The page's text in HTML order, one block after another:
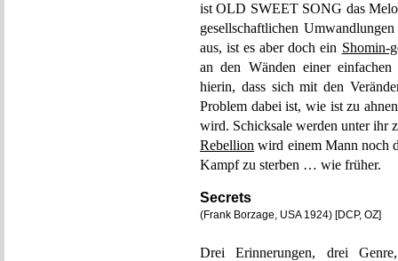
ist OLD SWEET SONG das
gesellschaftlichen
aus, ist es aber doch ein Shomin-
an den Wänden einer
hierin, dass sich mit den
Problem dabei ist, wie ist zu
wird. Schicksale werden unter
Rebellion wird einem Mann noch
Kampf zu sterben … wie früher.
Secrets
(Frank Borzage, USA 1924) [DCP, OZ]
Drei Erinnerungen, drei